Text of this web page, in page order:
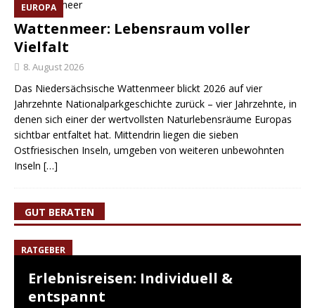
EUROPA
Wattenmeer: Lebensraum voller
Vielfalt
8. August 2026
Das Niedersächsische Wattenmeer blickt 2026 auf vier
Jahrzehnte Nationalparkgeschichte zurück – vier Jahrzehnte, in
denen sich einer der wertvollsten Naturlebensräume Europas
sichtbar entfaltet hat. Mittendrin liegen die sieben
Ostfriesischen Inseln, umgeben von weiteren unbewohnten
Inseln […]
GUT BERATEN
RATGEBER
Erlebnisreisen: Individuell &
entspannt